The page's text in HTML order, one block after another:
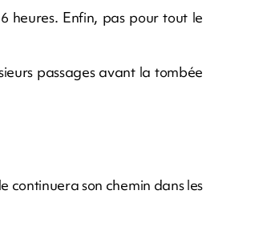
heures. Enfin, pas pour tout le
passages avant la tombée
continuera son chemin dans les